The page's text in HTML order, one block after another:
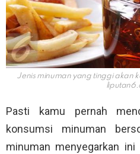
Jenis minuman yang tinggi akan
Pasti kamu pernah
konsumsi minuman
minuman menyegarkan